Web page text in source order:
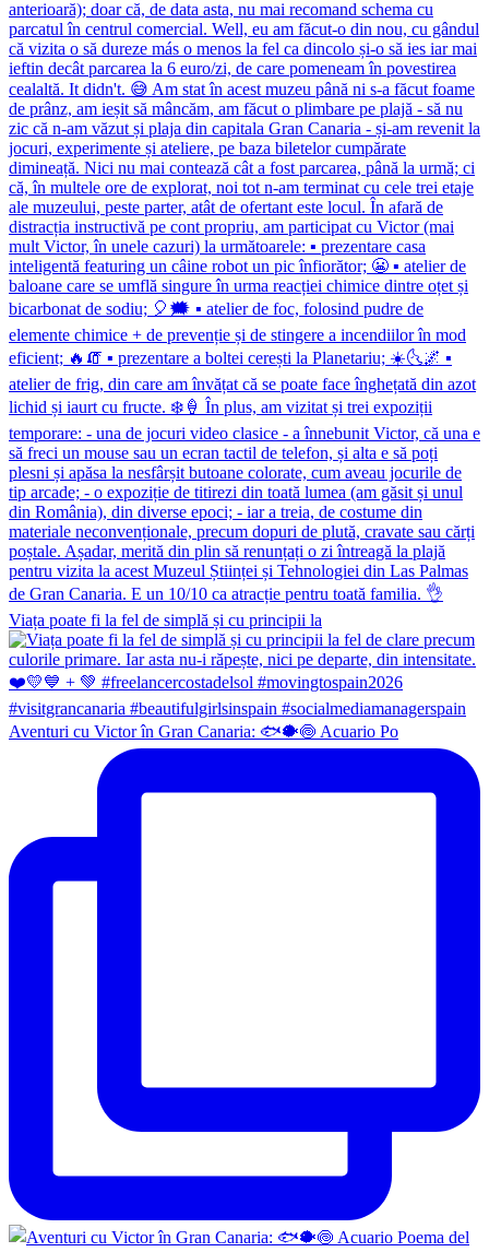
Viața poate fi la fel de simplă și cu principii la
Aventuri cu Victor în Gran Canaria: 🐟🐡🍥 Acuario Po